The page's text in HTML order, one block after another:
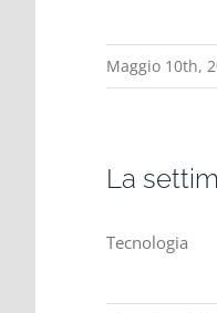
Maggio 10th,
La
Tecnologia